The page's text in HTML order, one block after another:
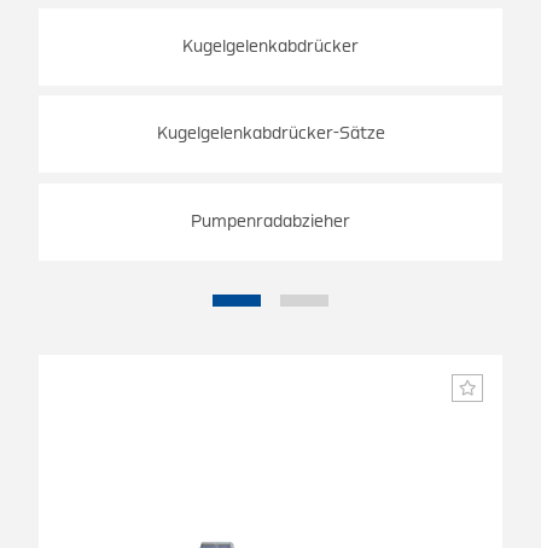
Kugelgelenkabdrücker
Kugelgelenkabdrücker-Sätze
Pumpenradabzieher